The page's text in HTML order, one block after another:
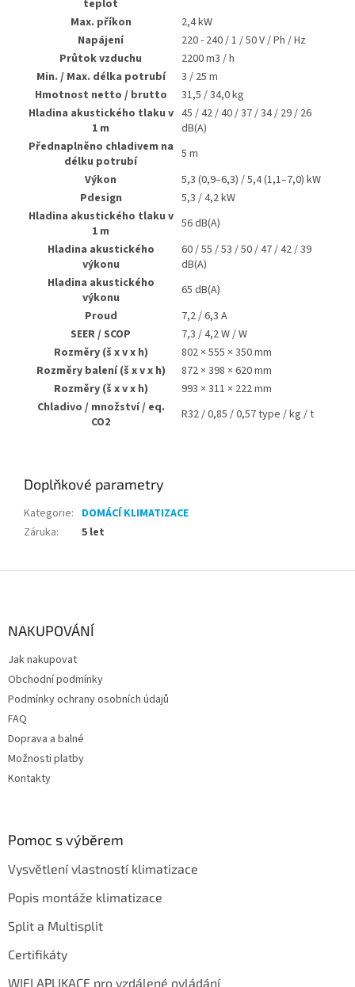
teplot
Max. příkon
2,4 kW
Napájení
220 - 240 / 1 / 50 V / Ph / Hz
Průtok vzduchu
2200 m3 / h
Min. / Max. délka potrubí
3 / 25 m
Hmotnost netto / brutto
31,5 / 34,0 kg
Hladina akustického tlaku v
1 m
45 / 42 / 40 / 37 / 34 / 29 / 26
dB(A)
Přednaplněno chladivem na
délku potrubí
5 m
Výkon
5,3 (0,9–6,3) / 5,4 (1,1–7,0) kW
Pdesign
5,3 / 4,2 kW
Hladina akustického tlaku v
1 m
56 dB(A)
Hladina akustického
výkonu
60 / 55 / 53 / 50 / 47 / 42 / 39
dB(A)
Hladina akustického
výkonu
65 dB(A)
Proud
7,2 / 6,3 A
SEER / SCOP
7,3 / 4,2 W / W
Rozměry (š x v x h)
802 × 555 × 350 mm
Rozměry balení (š x v x h)
872 × 398 × 620 mm
Rozměry (š x v x h)
993 × 311 × 222 mm
Chladivo / množství / eq.
CO2
R32 / 0,85 / 0,57 type / kg / t
Doplňkové parametry
Kategorie: DOMÁCÍ KLIMATIZACE
Záruka: 5 let
NAKUPOVÁNÍ
Jak nakupovat
Obchodní podmínky
Podmínky ochrany osobních údajů
FAQ
Doprava a balné
Možnosti platby
Kontakty
Pomoc s výběrem
Vysvětlení vlastností klimatizace
Popis montáže klimatizace
Split a Multisplit
Certifikáty
WIFI APLIKACE pro vzdálené ovládání